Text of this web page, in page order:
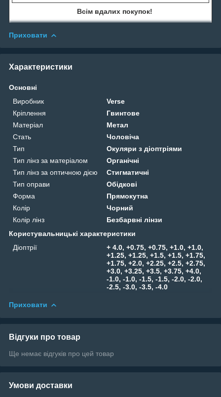
Всім вдалих покупок!
Приховати
Характеристики
Основні
Виробник
Verse
Кріплення
Гвинтове
Матеріал
Метал
Стать
Чоловіча
Тип
Окуляри з діоптріями
Тип лінз за матеріалом
Органічні
Тип лінз за оптичною дією
Стигматичні
Тип оправи
Обідкові
Форма
Прямокутна
Колір
Чорний
Колір лінз
Безбарвні лінзи
Користувальницькі характеристики
Діоптрії
+ 4.0, +0.75, +0.75, +1.0, +1.0,
+1.25, +1.25, +1.5, +1.5, +1.75,
+1.75, +2.0, +2.25, +2.5, +2.75,
+3.0, +3.25, +3.5, +3.75, +4.0,
-1.0, -1.0, -1.5, -1.5, -2.0, -2.0,
-2.5, -3.0, -3.5, -4.0
Приховати
Відгуки про товар
Ще немає відгуків про цей товар
Умови доставки